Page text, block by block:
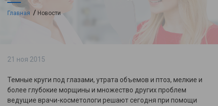
Главная Новости
21 ноя 2015
Темные круги под глазами, утрата объемов и птоз, мелкие и
более глубокие морщины и множество других проблем
ведущие врачи-косметологи решают сегодня при помощи